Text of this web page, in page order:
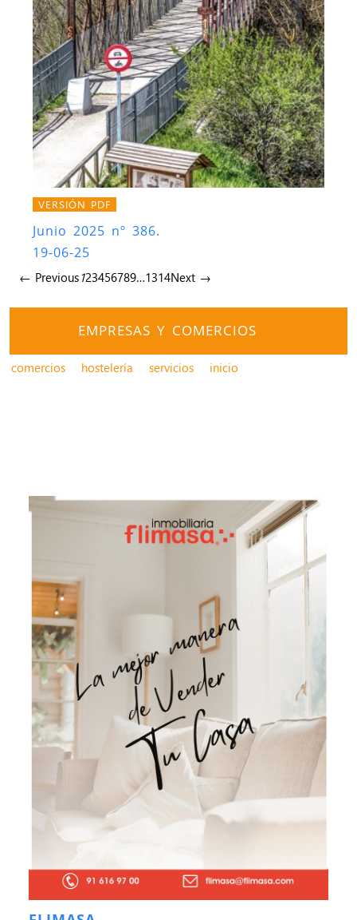
VERSIÓN PDF
Junio 2025 nº 386.
19-06-25
← Previous123456789…1314Next →
EMPRESAS Y COMERCIOS
comercios hostelería servicios inicio